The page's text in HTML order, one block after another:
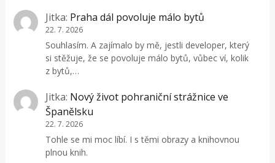
Jitka: Praha dál povoluje málo bytů
22. 7. 2026
Souhlasím. A zajímalo by mě, jestli developer, který
si stěžuje, že se povoluje málo bytů, vůbec ví, kolik
z bytů,…
Jitka: Nový život pohraniční strážnice ve
Španělsku
22. 7. 2026
Tohle se mi moc líbí. I s těmi obrazy a knihovnou
plnou knih.